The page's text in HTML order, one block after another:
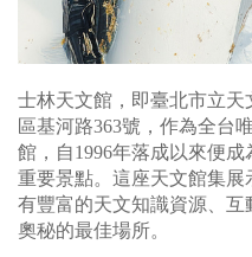
士林天文館，即臺北市立
區基河路363號，作為全台
館，自1996年落成以來便
重要景點。這座天文館集
有豐富的天文知識資源、
奧秘的最佳場所。